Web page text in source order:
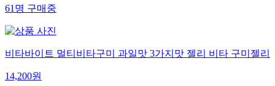
61명구매중
비타바이트 멀티비타구미 과일맛 3가지맛 젤리 비타 구미젤리
14,200원